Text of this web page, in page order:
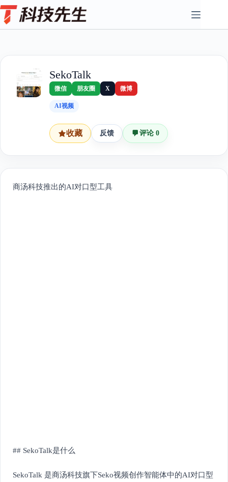
Skip
to
content
SekoTalk
微信 朋友圈 X 微博
AI视频
收藏 反馈 评论 0
商汤科技推出的AI对口型工具
## SekoTalk是什么
SekoTalk 是商汤科技旗下Seko视频创作智能体中的AI对口型